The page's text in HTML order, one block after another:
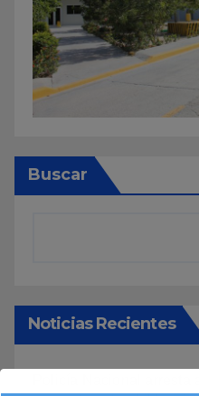
Buscar
Noticias Recientes